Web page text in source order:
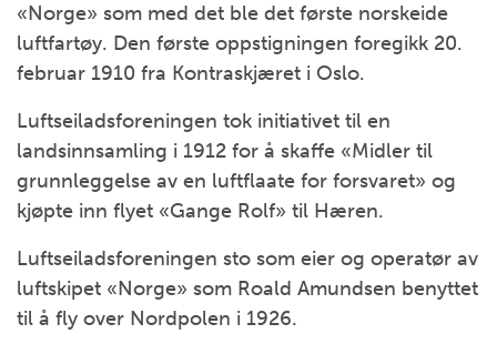
«Norge» som med det ble det første norskeide
luftfartøy. Den første oppstigningen foregikk 20.
februar 1910 fra Kontraskjæret i Oslo.
Luftseiladsforeningen tok initiativet til en
landsinnsamling i 1912 for å skaffe «Midler til
grunnleggelse av en luftflaate for forsvaret» og
kjøpte inn flyet «Gange Rolf» til Hæren.
Luftseiladsforeningen sto som eier og operatør av
luftskipet «Norge» som Roald Amundsen benyttet
til å fly over Nordpolen i 1926.